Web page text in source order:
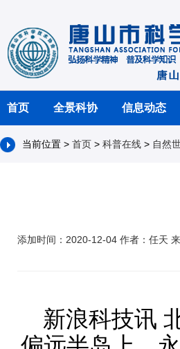
首页 全景科协 信息动态
当前位置 > 首页 > 科普在线 > 自然
添加时间：2020-12-04 作者：任天
新浪科技讯